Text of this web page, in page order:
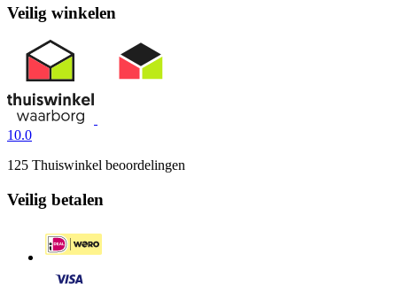
Veilig winkelen
10.0
125 Thuiswinkel beoordelingen
Veilig betalen